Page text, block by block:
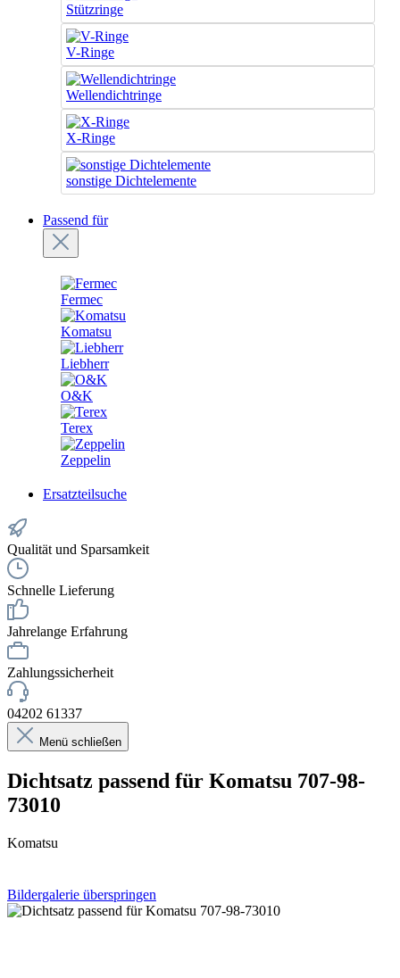
Stützringe
V-Ringe
Wellendichtringe
X-Ringe
sonstige Dichtelemente
Passend für
Fermec
Komatsu
Liebherr
O&K
Terex
Zeppelin
Ersatzteilsuche
Qualität und Sparsamkeit
Schnelle Lieferung
Jahrelange Erfahrung
Zahlungssicherheit
04202 61337
Menü schließen
Dichtsatz passend für Komatsu 707-98-
73010
Komatsu
Bildergalerie überspringen